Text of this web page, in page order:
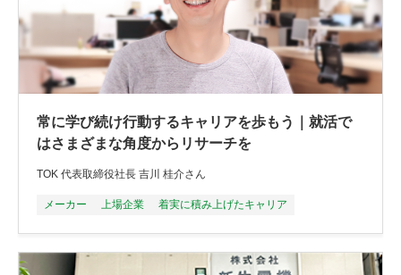
常に学び続け行動するキャリアを歩もう｜就活で
はさまざまな角度からリサーチを
TOK 代表取締役社長 吉川 桂介さん
メーカー 上場企業 着実に積み上げたキャリア